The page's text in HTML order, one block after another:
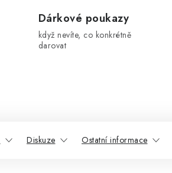
Dárkové poukazy
když nevíte, co konkrétně
darovat
Diskuze Ostatní informace